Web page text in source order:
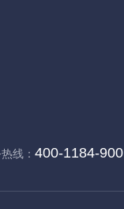
线： 400-1184-900